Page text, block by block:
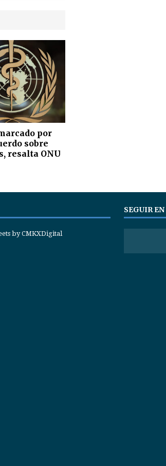
por
sobre
resalta ONU
by CMKXDigital
SEGUIR